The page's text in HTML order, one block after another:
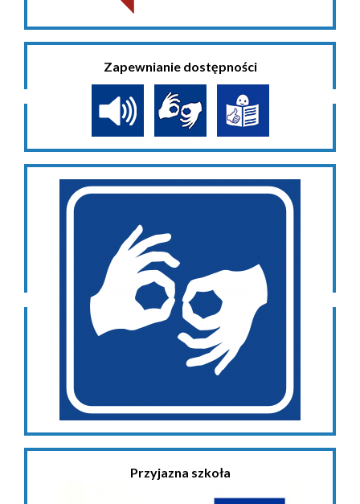
Zapewnianie dostępności
Przyjazna szkoła